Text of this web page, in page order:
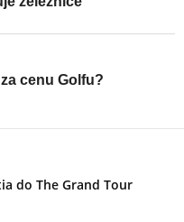
do The Grand Tour